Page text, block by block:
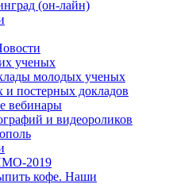
(он-лайн)
ученых
молодых ученых
постерных докладов
вебинары
и видеороликов
2019
кофе. Наши